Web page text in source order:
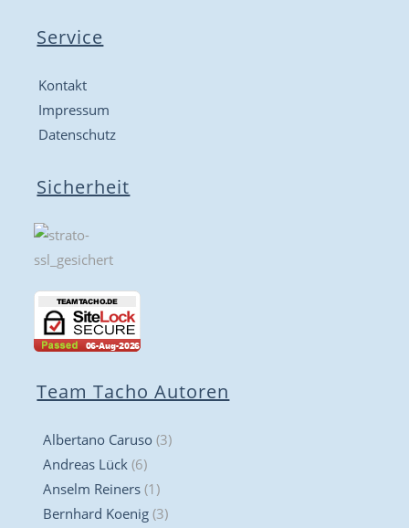
Service
Kontakt
Impressum
Datenschutz
Sicherheit
Team Tacho Autoren
Albertano Caruso (3)
Andreas Lück (6)
Anselm Reiners (1)
Bernhard Koenig (3)